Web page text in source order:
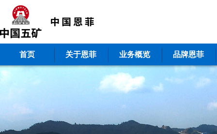
首页 关于恩菲 业务概览 品牌恩菲